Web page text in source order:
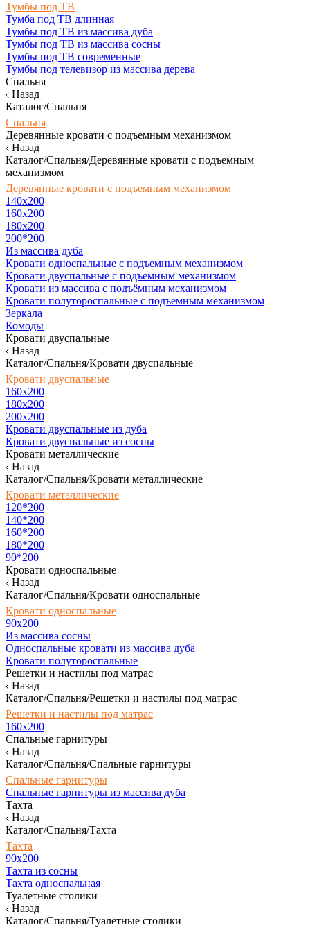
Тумбы под ТВ
Тумба под ТВ длинная
Тумбы под ТВ из массива дуба
Тумбы под ТВ из массива сосны
Тумбы под ТВ современные
Тумбы под телевизор из массива дерева
Спальня
Назад
Каталог/Спальня
Спальня
Деревянные кровати с подъемным механизмом
Назад
Каталог/Спальня/Деревянные кровати с подъемным
механизмом
Деревянные кровати с подъемным механизмом
140x200
160х200
180х200
200*200
Из массива дуба
Кровати односпальные с подъемным механизмом
Кровати двуспальные с подъемным механизмом
Кровати из массива с подъёмным механизмом
Кровати полутороспальные с подъемным механизмом
Зеркала
Комоды
Кровати двуспальные
Назад
Каталог/Спальня/Кровати двуспальные
Кровати двуспальные
160х200
180x200
200x200
Кровати двуспальные из дуба
Кровати двуспальные из сосны
Кровати металлические
Назад
Каталог/Спальня/Кровати металлические
Кровати металлические
120*200
140*200
160*200
180*200
90*200
Кровати односпальные
Назад
Каталог/Спальня/Кровати односпальные
Кровати односпальные
90х200
Из массива сосны
Односпальные кровати из массива дуба
Кровати полутороспальные
Решетки и настилы под матрас
Назад
Каталог/Спальня/Решетки и настилы под матрас
Решетки и настилы под матрас
160х200
Спальные гарнитуры
Назад
Каталог/Спальня/Спальные гарнитуры
Спальные гарнитуры
Спальные гарнитуры из массива дуба
Тахта
Назад
Каталог/Спальня/Тахта
Тахта
90х200
Тахта из сосны
Тахта односпальная
Туалетные столики
Назад
Каталог/Спальня/Туалетные столики